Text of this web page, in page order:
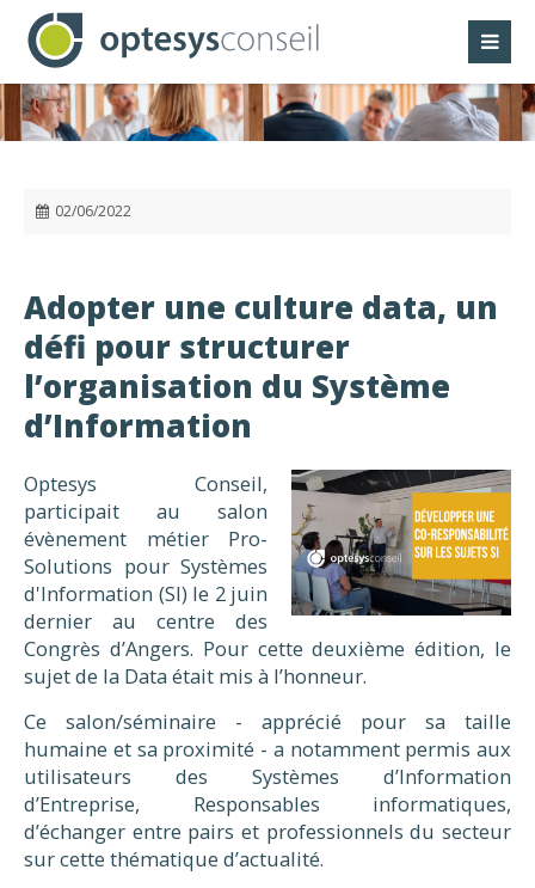
02/06/2022
Adopter une culture data, un
défi pour structurer
l’organisation du Système
d’Information
Optesys Conseil,
participait au salon
évènement métier Pro-
Solutions pour Systèmes
d'Information (SI) le 2 juin
dernier au centre des
Congrès d’Angers. Pour cette deuxième édition, le
sujet de la Data était mis à l’honneur.
Ce salon/séminaire - apprécié pour sa taille
humaine et sa proximité - a notamment permis aux
utilisateurs des Systèmes d’Information
d’Entreprise, Responsables informatiques,
d’échanger entre pairs et professionnels du secteur
sur cette thématique d’actualité.
Panneau de gestion des cookies